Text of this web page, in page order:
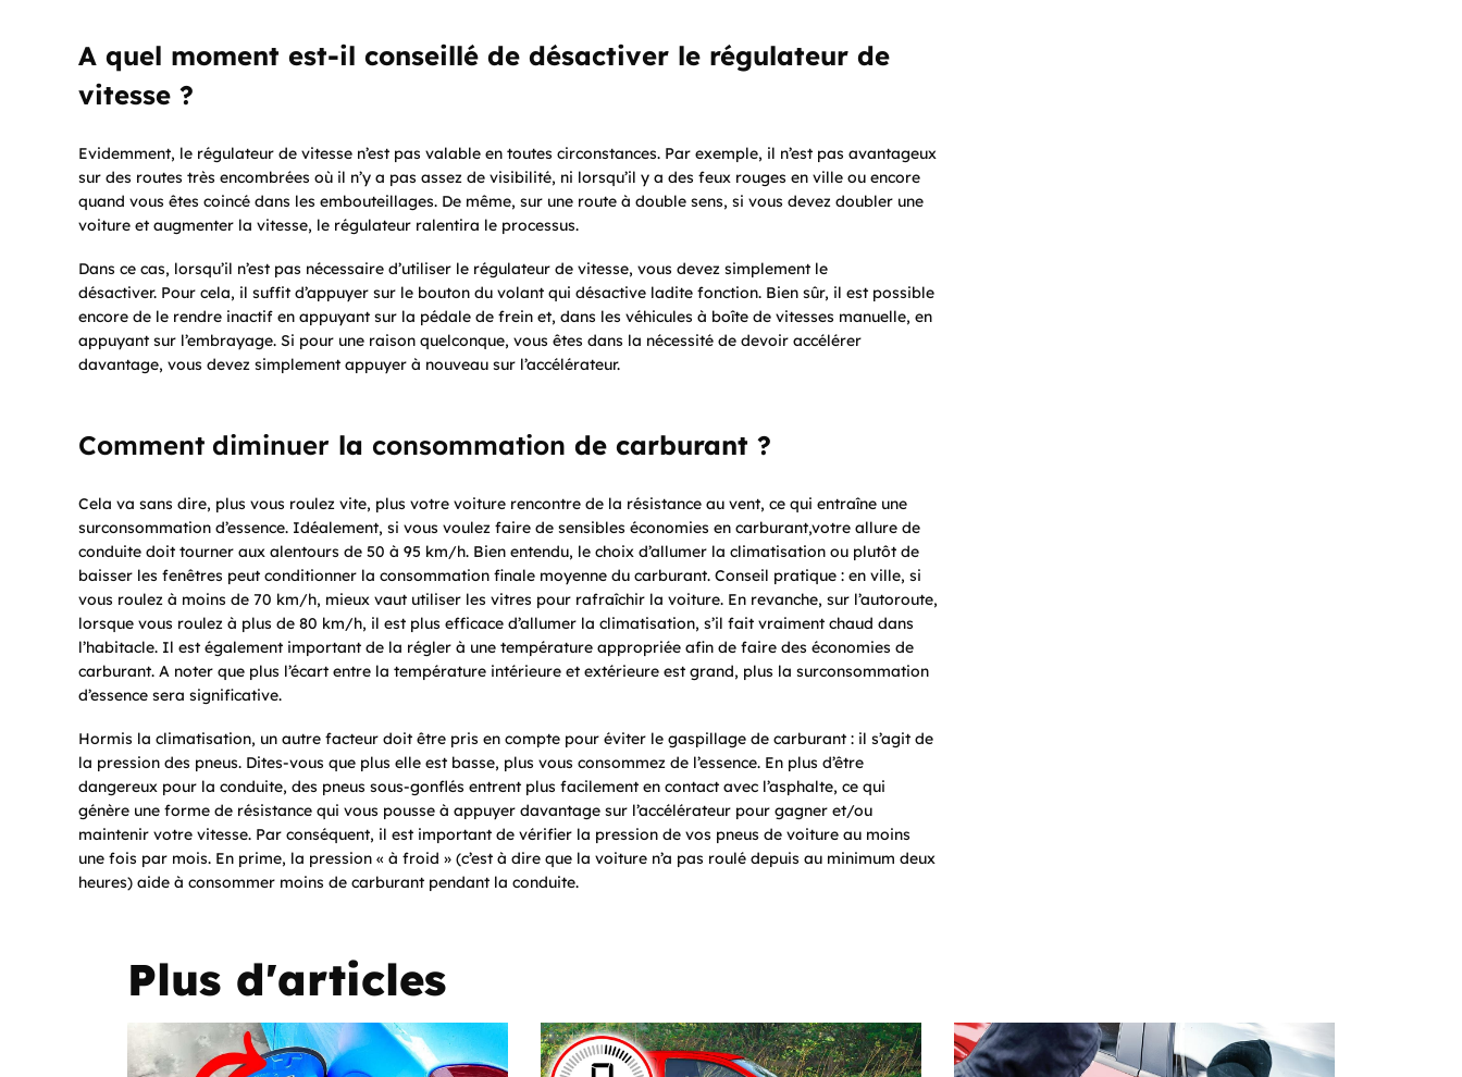
A quel moment est-il conseillé de désactiver le régulateur de
vitesse ?
Evidemment, le régulateur de vitesse n’est pas valable en toutes circonstances. Par exemple, il n’est pas avantageux
sur des routes très encombrées où il n’y a pas assez de visibilité, ni lorsqu’il y a des feux rouges en ville ou encore
quand vous êtes coincé dans les embouteillages. De même, sur une route à double sens, si vous devez doubler une
voiture et augmenter la vitesse, le régulateur ralentira le processus.
Dans ce cas, lorsqu’il n’est pas nécessaire d’utiliser le régulateur de vitesse, vous devez simplement le
désactiver. Pour cela, il suffit d’appuyer sur le bouton du volant qui désactive ladite fonction. Bien sûr, il est possible
encore de le rendre inactif en appuyant sur la pédale de frein et, dans les véhicules à boîte de vitesses manuelle, en
appuyant sur l’embrayage. Si pour une raison quelconque, vous êtes dans la nécessité de devoir accélérer
davantage, vous devez simplement appuyer à nouveau sur l’accélérateur.
Comment diminuer la consommation de carburant ?
Cela va sans dire, plus vous roulez vite, plus votre voiture rencontre de la résistance au vent, ce qui entraîne une
surconsommation d’essence. Idéalement, si vous voulez faire de sensibles économies en carburant,votre allure de
conduite doit tourner aux alentours de 50 à 95 km/h. Bien entendu, le choix d’allumer la climatisation ou plutôt de
baisser les fenêtres peut conditionner la consommation finale moyenne du carburant. Conseil pratique : en ville, si
vous roulez à moins de 70 km/h, mieux vaut utiliser les vitres pour rafraîchir la voiture. En revanche, sur l’autoroute,
lorsque vous roulez à plus de 80 km/h, il est plus efficace d’allumer la climatisation, s’il fait vraiment chaud dans
l’habitacle. Il est également important de la régler à une température appropriée afin de faire des économies de
carburant. A noter que plus l’écart entre la température intérieure et extérieure est grand, plus la surconsommation
d’essence sera significative.
Hormis la climatisation, un autre facteur doit être pris en compte pour éviter le gaspillage de carburant : il s’agit de
la pression des pneus. Dites-vous que plus elle est basse, plus vous consommez de l’essence. En plus d’être
dangereux pour la conduite, des pneus sous-gonflés entrent plus facilement en contact avec l’asphalte, ce qui
génère une forme de résistance qui vous pousse à appuyer davantage sur l’accélérateur pour gagner et/ou
maintenir votre vitesse. Par conséquent, il est important de vérifier la pression de vos pneus de voiture au moins
une fois par mois. En prime, la pression « à froid » (c’est à dire que la voiture n’a pas roulé depuis au minimum deux
heures) aide à consommer moins de carburant pendant la conduite.
Plus d'articles